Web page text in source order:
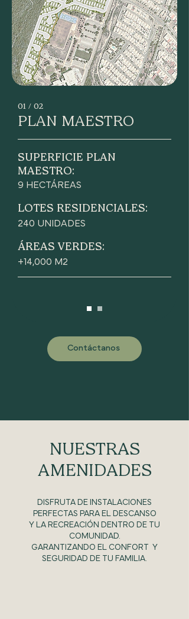
01 / 02
PLAN MAESTRO
SUPERFICIE PLAN
MAESTRO:
9 HECTÁREAS
LOTES RESIDENCIALES:
240 UNIDADES
ÁREAS VERDES:
+14,000 M2
Contáctanos
NUESTRAS
AMENIDADES
DISFRUTA DE INSTALACIONES
PERFECTAS PARA EL DESCANSO
Y LA RECREACIÓN DENTRO DE TU
COMUNIDAD.
GARANTIZANDO EL CONFORT Y
SEGURIDAD DE TU FAMILIA.